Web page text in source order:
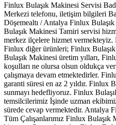
Finlux Bulaşık Makinesi Servisi
Merkezi telefonu, iletişim bilgileri
Döşemealtı / Antalya Finlux
Bulaşık Makinesi Tamiri servisi
merkez ilçelere hizmet
Finlux diğer ürünleri; Finlux
Bulaşık Makinesi üretim yılları,
koşulları ne olursa olsun oldukça
çalışmaya devam etmektedirler.
garanti süresi en az 2 yıldır. Finlux
sunmayı hedefliyoruz. Finlux
temsilcilerimiz İşinde uzman
sürede cevap vermektedir. Antalya
Tüm Çalışanlarımız Finlux